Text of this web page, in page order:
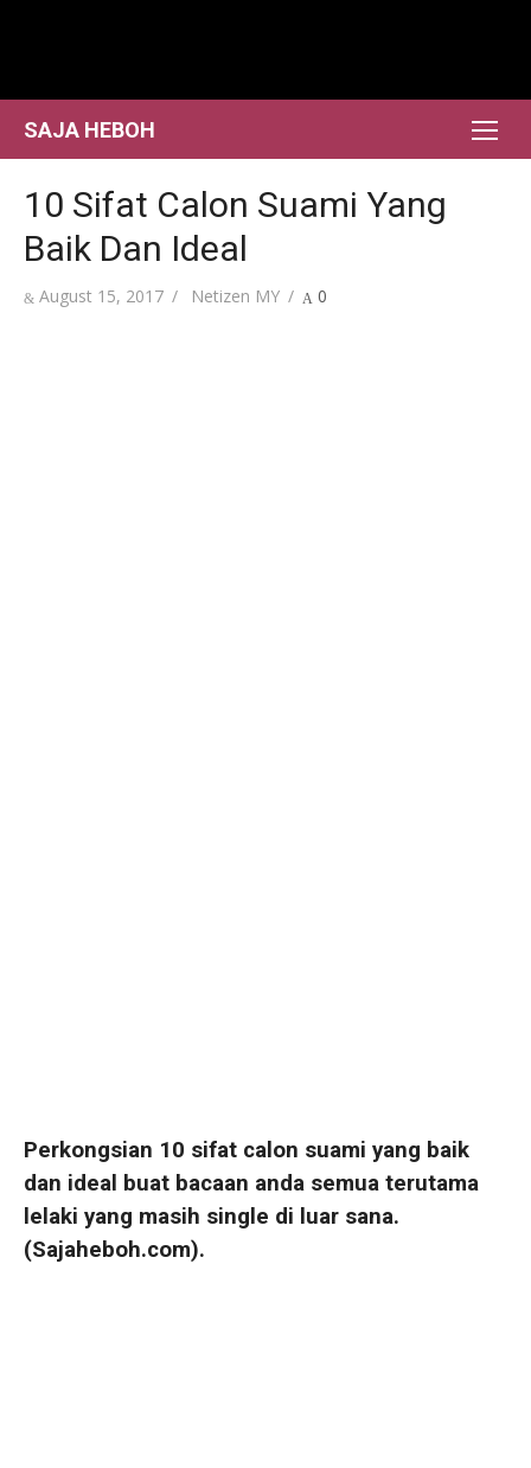
SAJA HEBOH
10 Sifat Calon Suami Yang
Baik Dan Ideal
Posted
August 15, 2017 Author
Netizen MY 0
Perkongsian 10 sifat calon suami yang baik
dan ideal buat bacaan anda semua terutama
lelaki yang masih single di luar sana.
(Sajaheboh.com).